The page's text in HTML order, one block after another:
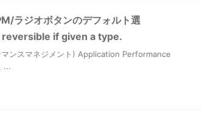
ラジオボタンのデフォルト選
if given a type.
ンスマネジメント) Application Performance
...